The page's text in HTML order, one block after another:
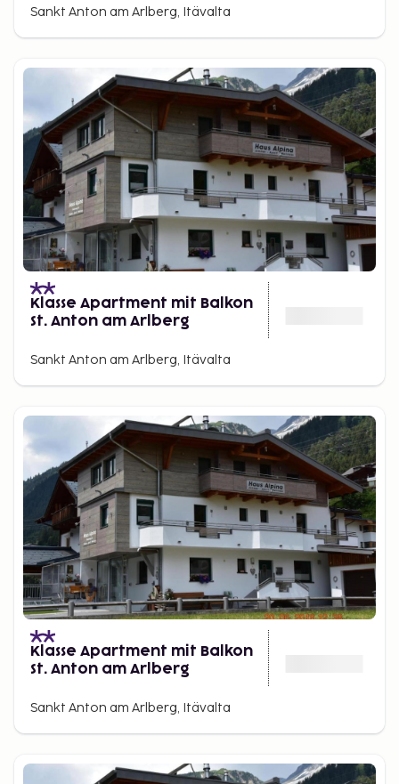
Sankt Anton am Arlberg, Itävalta
Klasse Apartment mit Balkon
St. Anton am Arlberg
Sankt Anton am Arlberg, Itävalta
Klasse Apartment mit Balkon
St. Anton am Arlberg
Sankt Anton am Arlberg, Itävalta